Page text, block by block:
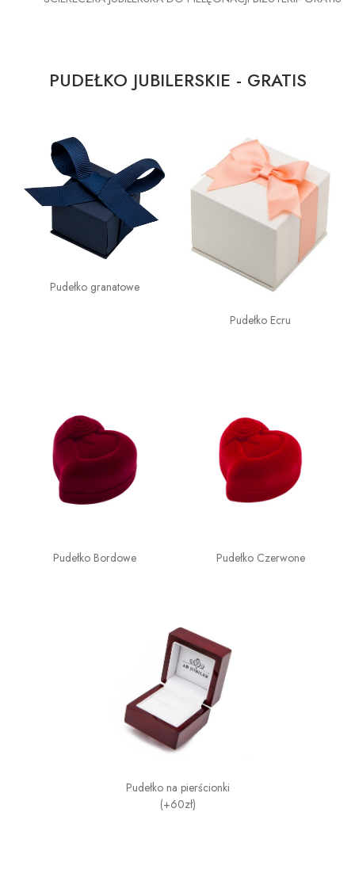
PUDEŁKO JUBILERSKIE - GRATIS
Pudełko granatowe
Pudełko Ecru
Pudełko Bordowe Pudełko Czerwone
Pudełko na pierścionki
(+60zł)